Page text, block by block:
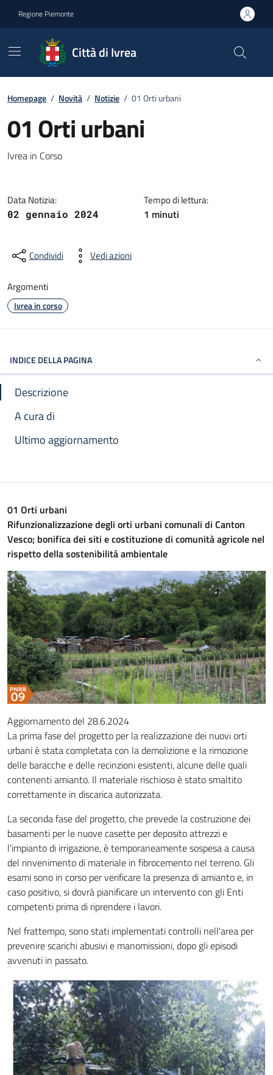
Regione Piemonte
Città di Ivrea
Homepage / Novità / Notizie / 01 Orti urbani
01 Orti urbani
Ivrea in Corso
Data Notizia:
02 gennaio 2024
Tempo di lettura:
1 minuti
Condividi Vedi azioni
Argomenti
Ivrea in corso
INDICE DELLA PAGINA
Descrizione
A cura di
Ultimo aggiornamento
01 Orti urbani
Rifunzionalizzazione degli orti urbani comunali di Canton
Vesco; bonifica dei siti e costituzione di comunità agricole nel
rispetto della sostenibilità ambientale
Aggiornamento del 28.6.2024
La prima fase del progetto per la realizzazione dei nuovi orti
urbani è stata completata con la demolizione e la rimozione
delle baracche e delle recinzioni esistenti, alcune delle quali
contenenti amianto. Il materiale rischioso è stato smaltito
correttamente in discarica autorizzata.
La seconda fase del progetto, che prevede la costruzione dei
basamenti per le nuove casette per deposito attrezzi e
l'impianto di irrigazione, è temporaneamente sospesa a causa
del rinvenimento di materiale in fibrocemento nel terreno. Gli
esami sono in corso per verificare la presenza di amianto e, in
caso positivo, si dovrà pianificare un intervento con gli Enti
competenti prima di riprendere i lavori.
Nel frattempo, sono stati implementati controlli nell'area per
prevenire scarichi abusivi e manomissioni, dopo gli episodi
avvenuti in passato.